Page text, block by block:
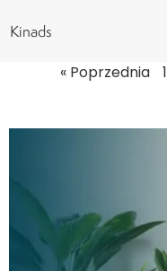
Kinads
« Poprzednia
1